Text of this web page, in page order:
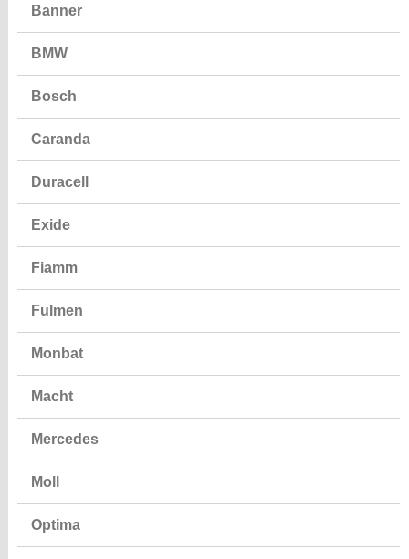
Banner
BMW
Bosch
Caranda
Duracell
Exide
Fiamm
Fulmen
Monbat
Macht
Mercedes
Moll
Optima